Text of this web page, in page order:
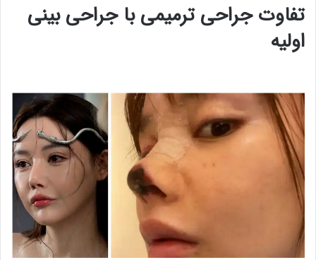
تفاوت جراحی ترمیمی با جراحی بینی
اولیه